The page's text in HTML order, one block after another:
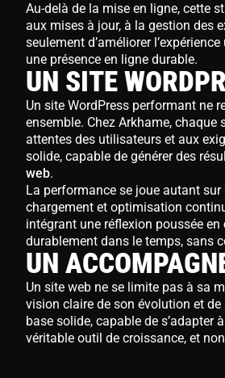
Au-delà de la mise en ligne, cette
aux mises à jour, à la gestion des
seulement d’améliorer
une présence en ligne durable.
UN SITE
Un site WordPress performant ne
ensemble. Chez Arkhame,
attentes des utilisateurs et aux
solide, capable de générer des
web.
La performance se joue autant
chargement et optimisation
intégrant une réflexion poussée en
durablement dans le temps, sans
UN
Un site web ne se limite pas à sa
vision claire de son évolution et
base solide, capable de
véritable outil de croissance, et